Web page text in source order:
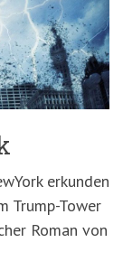
erkunden
Trump-Tower
Roman von